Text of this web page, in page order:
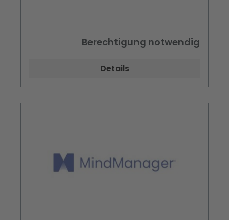
Berechtigung notwendig
Details